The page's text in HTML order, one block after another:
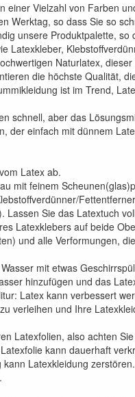
einer Vielzahl von Farben
Werktag, so dass Sie so
unsere Produktpalette,
Latexkleber,
Naturlatex,
die höchste Qualität,
ist im Trend,
schnell, aber das
der einfach mit dünnem
Latex ab.
mit feinem
Lassen Sie das Latextuch
Latexklebers auf beide
und alle Verformungen,
mit etwas
hinzufügen und das
Latex kann verbessert
verleihen und Ihre
Latexfolien, also achten
kann dauerhaft
Latexkleidung